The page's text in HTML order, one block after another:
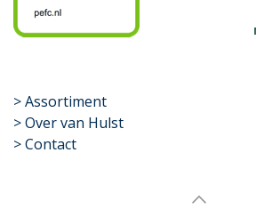
​>Assortiment
> Over van Hulst
> Contact